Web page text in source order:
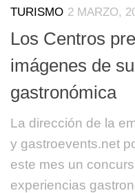
TURISMO 2 MARZO,
Los Centros
imágenes de
gastronómica
La dirección de la
y gastroevents.net
este mes un
experiencias